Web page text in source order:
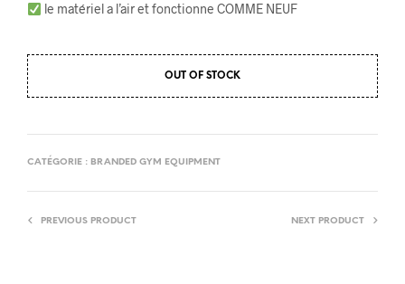
le matériel a l’air et fonctionne COMME NEUF
OUT OF STOCK
CATÉGORIE : BRANDED GYM EQUIPMENT
PREVIOUS PRODUCT NEXT PRODUCT